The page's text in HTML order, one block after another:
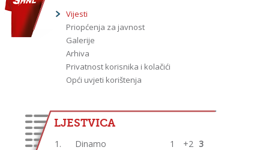
Vijesti
Priopćenja za javnost
Galerije
Arhiva
Privatnost korisnika i kolačići
Opći uvjeti korištenja
LJESTVICA
1. Dinamo 1 +2 3